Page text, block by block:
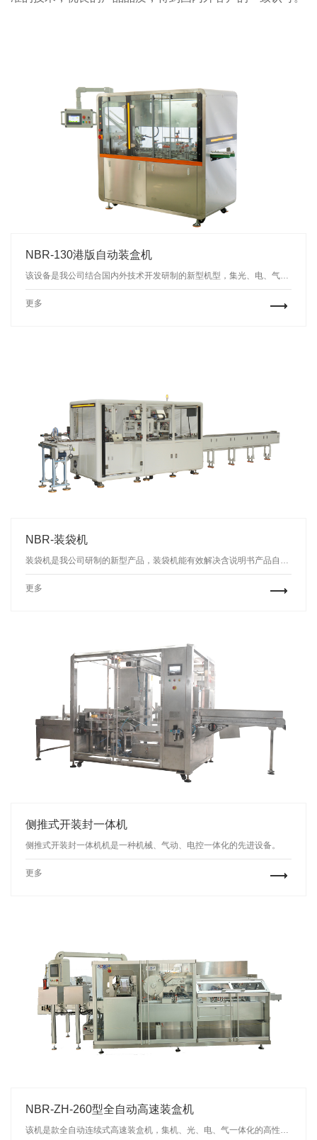
NBR-130港版自动装盒机
该设备是我公司结合国内外技术开发研制的新型机型，集光、电、气、机一体化的高科技产品。从而使设备性能和工作效率得到了大幅度提高，实现快速装盒要求，且在快速运行时仍保持平稳、可靠状态。
更多
NBR-装袋机
装袋机是我公司研制的新型产品，装袋机能有效解决含说明书产品自动装袋的包装需求，应用范围广，效率高，运行稳定，可一机多用，适用于医药，日化、食品，电子，化妆品，汽配及五金等行业的入袋包装。
更多
侧推式开装封一体机
侧推式开装封一体机机是一种机械、气动、电控一体化的先进设备。
更多
NBR-ZH-260型全自动高速装盒机
该机是款全自动连续式高速装盒机，集机、光、电、气一体化的高性能产品，适用于铝塑泡罩板、瓶子、软管、软双铝、袋状物品的自动装盒，并可与其配套形成包装生产线。